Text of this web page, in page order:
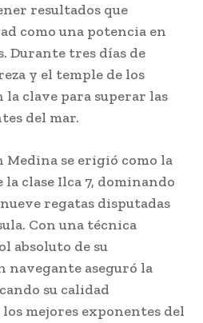
resultados que
como una potencia en
Durante tres días de
y el temple de los
clave para superar las
del mar.
Medina se erigió como la
clase Ilca 7, dominando
regatas disputadas
Con una técnica
absoluto de su
navegante aseguró la
su calidad
mejores exponentes del